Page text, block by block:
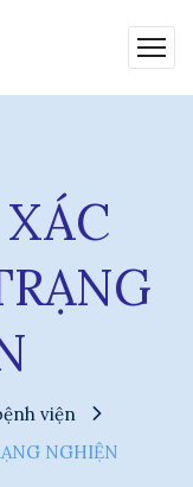
viện
NGHIỆN